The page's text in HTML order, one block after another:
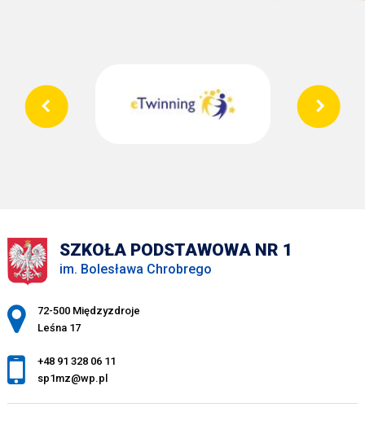
SZKOŁA PODSTAWOWA NR 1
im. Bolesława Chrobrego
Adres pocztowy:
72-500 Międzyzdroje
Leśna 17
+48 91 328 06 11
sp1mz@wp.pl